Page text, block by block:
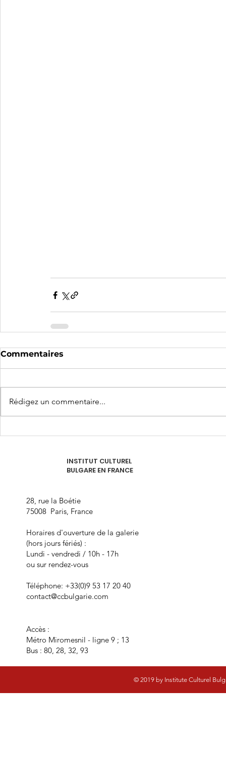
Commentaires
Rédigez un commentaire...
INSTITUT CULTUREL
BULGARE EN FRANCE
28, rue la Boétie
75008 Paris, France
Horaires d'ouverture de la galerie
(hors jours fériés) :
Lundi - vendredi / 10h - 17h
ou sur rendez-vous
Téléphone: +33(0)9 53 17 20 40
contact@ccbulgarie.com
Accès :
Métro Miromesnil - ligne 9 ; 13
​Bus : 80, 28, 32, 93
© 2019 by Institute Culturel